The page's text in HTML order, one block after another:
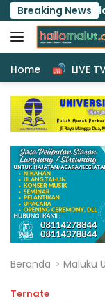
Langsung
ke
konten
Breaking News
Polda Maluku
Home LIVE
Beranda Maluku
Ternate